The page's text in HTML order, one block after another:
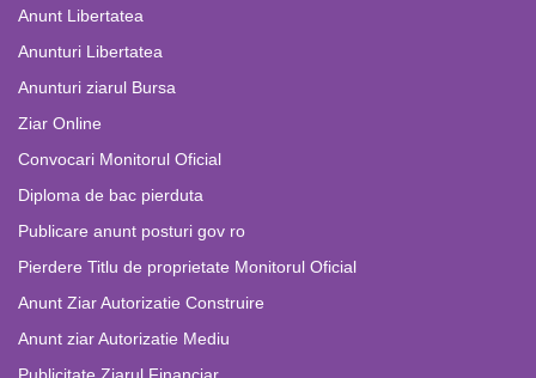
Anunt Libertatea
Anunturi Libertatea
Anunturi ziarul Bursa
Ziar Online
Convocari Monitorul Oficial
Diploma de bac pierduta
Publicare anunt posturi gov ro
Pierdere Titlu de proprietate Monitorul Oficial
Anunt Ziar Autorizatie Construire
Anunt ziar Autorizatie Mediu